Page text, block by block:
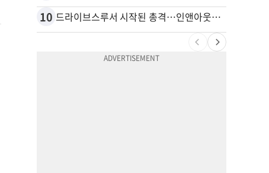
10 드라이브스루서 시작된 총격…인앤아웃 참사 영상 공개